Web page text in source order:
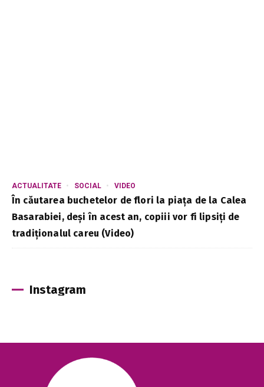
ACTUALITATE SOCIAL VIDEO
În căutarea buchetelor de flori la piața de la Calea
Basarabiei, deși în acest an, copiii vor fi lipsiți de
tradiționalul careu (Video)
Instagram